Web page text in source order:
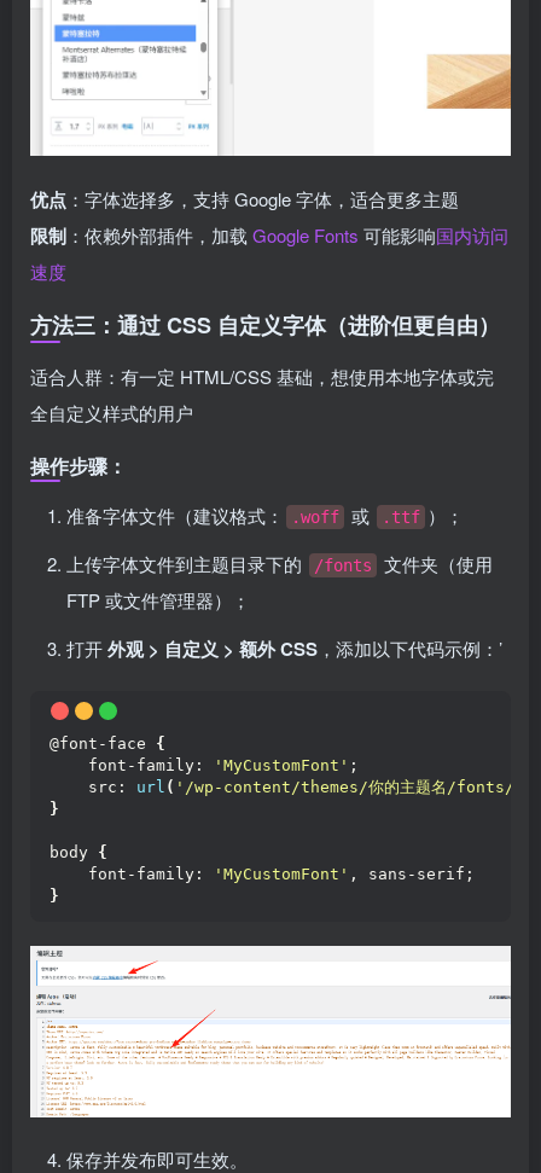
优点 ：字体选择多，支持 Google 字体，适合更多主题
限制 ：依赖外部插件，加载 Google Fonts 可能影响国内访问
速度
方法三：通过 CSS 自定义字体（进阶但更自由）
适合人群：有一定 HTML/CSS 基础，想使用本地字体或完
全自定义样式的用户
操作步骤：
准备字体文件（建议格式： .woff 或 .ttf ）；
上传字体文件到主题目录下的
/fonts
文件夹（使用
FTP 或文件管理器）；
打开外观 > 自定义 > 额外 CSS ，添加以下代码示例：’
@font-face {
    font-family:
'MyCustomFont' ;
    src:
url ( '/wp-content/themes/你的主题名/fonts/
}
body {
    font-family:
'MyCustomFont' , sans-serif;
}
保存并发布即可生效。